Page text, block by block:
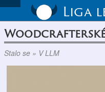
Liga
Stalo se » V LLM